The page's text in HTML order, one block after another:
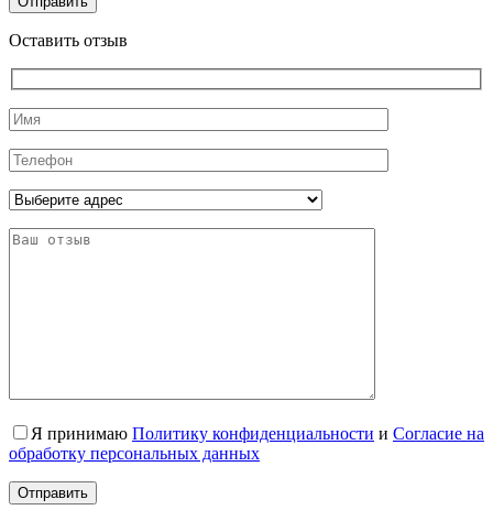
Оставить отзыв
Я принимаю Политику конфиденциальности и Согласие на
обработку персональных данных